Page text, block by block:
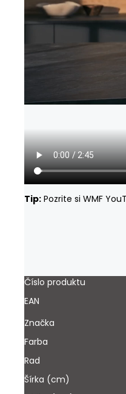
Tip: Pozrite si WMF
Číslo produktu
EAN
Značka
Farba
Rad
Šírka (cm)